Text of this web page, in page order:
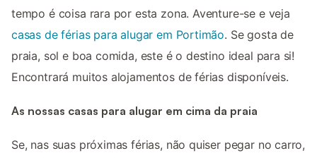
tempo é coisa rara por esta zona. Aventure-se e veja
casas de férias para alugar em Portimão. Se gosta de
praia, sol e boa comida, este é o destino ideal para si!
Encontrará muitos alojamentos de férias disponíveis.
As nossas casas para alugar em cima da praia
Se, nas suas próximas férias, não quiser pegar no carro,